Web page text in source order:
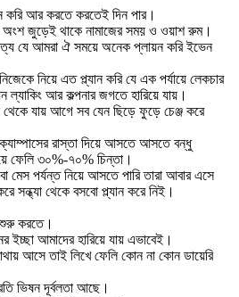
আর করতে করতেই দিন পার।
অংশ জুড়েই থাকে নামাজের সময় ও ওয়াশ রুম।
যে আমরা ঐ সময়ে অনেক প্লায়ন করি ইভেন
নিয়ে এত প্ল্যান করি যে এক পর্যায়ে লেকচার
ল্যাকিং আর কল্পনার জগতে হারিয়ে যায়।
যায় আগে সব যেন ছিড়ে ফুড়ে চেঞ্জ করে
রাস্তা দিয়ে আসতে আসতে বন্ধু
ফেলি ৩০%-৭০% চিন্তা।
মেস পর্যন্ত নিয়ে আসতে পারি তারা আবার এসে
সন্ধ্যা থেকে বসবো প্ল্যান করে নিই।
শুরু করতে।
আমাদের হারিয়ে যায় এভাবেই।
আসে তাই লিখে ফেলি কোন না কোন ডায়েরি
ভিষন দূর্বলতা আছে।